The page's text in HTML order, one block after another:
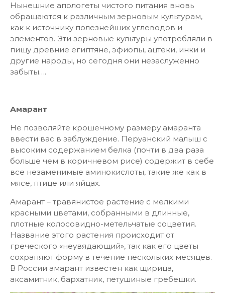
Нынешние апологеты чистого питания вновь
обращаются к различным зерновым культурам,
как к источнику полезнейших углеводов и
элементов. Эти зерновые культуры употребляли в
пищу древние египтяне, эфиопы, ацтеки, инки и
другие народы, но сегодня они незаслуженно
забыты….
Амарант
Не позволяйте крошечному размеру амаранта
ввести вас в заблуждение. Перуанский малыш с
высоким содержанием белка (почти в два раза
больше чем в коричневом рисе) содержит в себе
все незаменимые аминокислоты, такие же как в
мясе, птице или яйцах.
Амарант – травянистое растение с мелкими
красными цветами, собранными в длинные,
плотные колосовидно-метельчатые соцветия.
Название этого растения происходит от
греческого «неувядающий», так как его цветы
сохраняют форму в течение нескольких месяцев.
В России амарант известен как щирица,
аксамитник, бархатник, петушиные гребешки.